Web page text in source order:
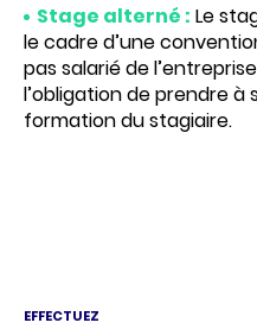
Stage alterné : Le
le cadre d’une
pas salarié de
l’obligation de prendre à
formation du stagiaire.
EFFECTUEZ